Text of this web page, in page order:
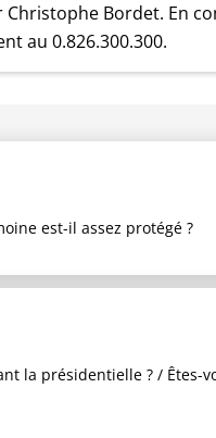
Bordet. En
au 0.826.300.300.
est-il assez protégé ?
la présidentielle ? / Êtes-